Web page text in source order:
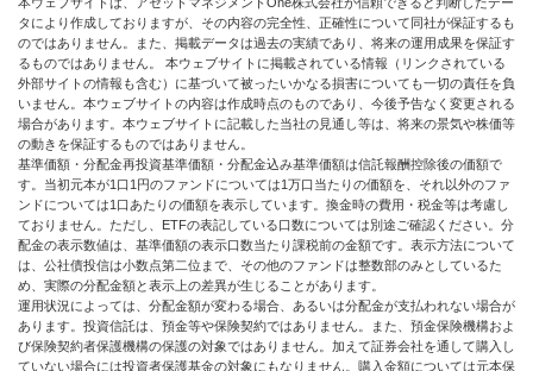
タにより作成しておりますが、その内容の完全性、正確性について同社が保証するも
のではありません。また、掲載データは過去の実績であり、将来の運用成果を保証す
るものではありません。 本ウェブサイトに掲載されている情報（リンクされている
外部サイトの情報も含む）に基づいて被ったいかなる損害についても一切の責任を負
いません。本ウェブサイトの内容は作成時点のものであり、今後予告なく変更される
場合があります。本ウェブサイトに記載した当社の見通し等は、将来の景気や株価等
の動きを保証するものではありません。
基準価額・分配金再投資基準価額・分配金込み基準価額は信託報酬控除後の価額で
す。当初元本が1口1円のファンドについては1万口当たりの価額を、それ以外のファ
ンドについては1口あたりの価額を表示しています。換金時の費用・税金等は考慮し
ておりません。ただし、ETFの表記している口数については別途ご確認ください。分
配金の表示数値は、基準価額の表示口数当たり課税前の金額です。表示方法について
は、公社債投信は小数点第二位まで、その他のファンドは整数部のみとしているた
め、実際の分配金額と表示上の差異が生じることがあります。
運用状況によっては、分配金額が変わる場合、あるいは分配金が支払われない場合が
あります。投資信託は、預金等や保険契約ではありません。また、預金保険機構およ
び保険契約者保護機構の保護の対象ではありません。加えて証券会社を通して購入し
ていない場合には投資者保護基金の対象にもなりません。購入金額については元本保